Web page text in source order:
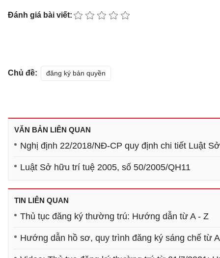
Đánh giá bài viết:
Chủ đề: đăng ký bản quyền
VĂN BẢN LIÊN QUAN
Nghị định 22/2018/NĐ-CP quy định chi tiết Luật
Luật Sở hữu trí tuệ 2005, số 50/2005/QH11
TIN LIÊN QUAN
Thủ tục đăng ký thường trú: Hướng dẫn từ A - Z
Hướng dẫn hồ sơ, quy trình đăng ký sáng chế từ